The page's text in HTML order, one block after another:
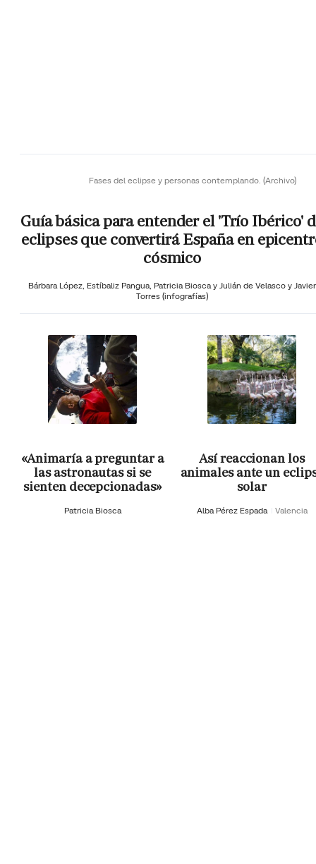
Fases del eclipse y personas contemplando. (Archivo)
Guía básica para entender el 'Trío Ibérico'
eclipses que convertirá España en
cósmico
Bárbara López, Estíbaliz Pangua, Patricia Biosca y Julián de Velasco y Javier
Torres (infografías)
«Animaría a preguntar a
las astronautas si se
sienten decepcionadas»
Patricia Biosca
Así reaccionan los
animales ante un
solar
Alba Pérez Espada Valencia